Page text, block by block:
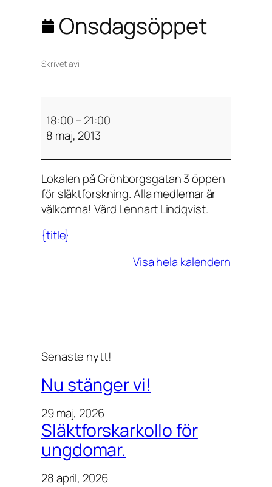
Onsdagsöppet
Skrivet avi
n
a
g
s
ö
p
18:00– 21:00
8 maj, 2013
Lokalen på Grönborgsgatan 3 öppen
för släktforskning. Alla medlemar är
välkomna! Värd Lennart Lindqvist.
{title}
Visa hela kalendern
Senaste nytt!
Nu stänger vi!
29 maj, 2026
Släktforskarkollo för
ungdomar.
28 april, 2026